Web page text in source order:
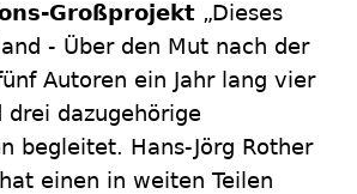
Großprojekt „Dieses
- Über den Mut nach der
Autoren ein Jahr lang vier
drei dazugehörige
begleitet. Hans-Jörg Rother
einen in weiten Teilen